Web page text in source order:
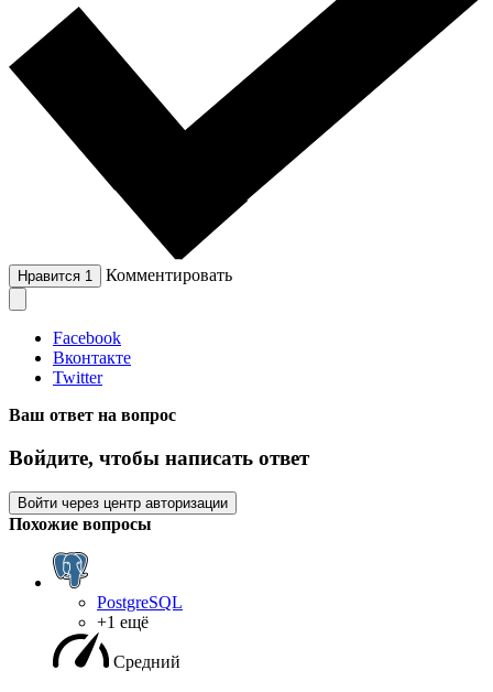
Нравится 1 Комментировать
Facebook
Вконтакте
Twitter
Ваш ответ на вопрос
Войдите, чтобы написать ответ
Войти через центр авторизации
Похожие вопросы
PostgreSQL
+1 ещё
Средний